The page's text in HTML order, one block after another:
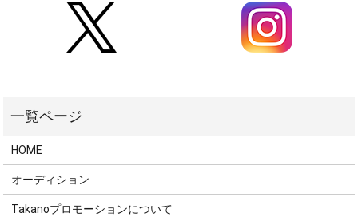
HOME
オーディション
Takanoプロモーションについて